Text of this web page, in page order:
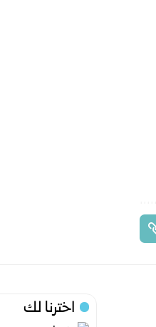
اخترنا لك